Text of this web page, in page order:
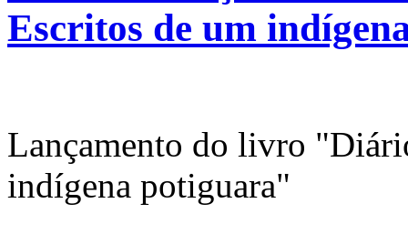
Escritos de um
Lançamento do livro
indígena potiguara"